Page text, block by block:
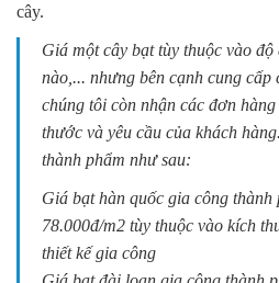
cây.
Giá một cây bạt tùy thuộc vào
nào,... nhưng bên cạnh cung
chúng tôi còn nhận các đơn
thước và yêu cầu của khách
thành phẩm như sau:
Giá bạt hàn quốc gia công
78.000đ/m2 tùy thuộc vào kích
thiết kế gia công